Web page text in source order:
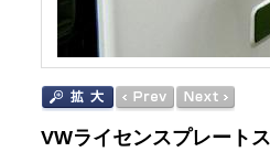
VWライセンスプレート